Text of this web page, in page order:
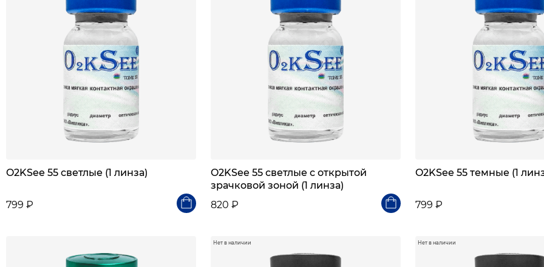
O2KSee 55 светлые (1 линза)
799 ₽
O2KSee 55 светлые с открытой
зрачковой зоной (1 линза)
820 ₽
O2KSee 55 темные (1
799 ₽
Нет в наличии Нет в наличии